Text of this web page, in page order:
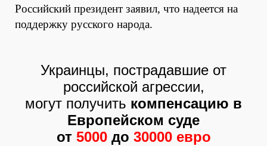
Российский президент заявил, что надеется на
поддержку русского народа.
Украинцы, пострадавшие от
российской агрессии,
могут получить компенсацию в
Европейском суде
от 5000до 30000 евро